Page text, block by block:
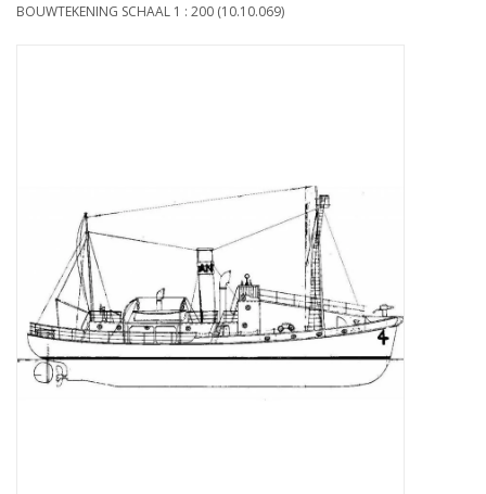
Nieuwe tekeningen
NIEUWE TIJDSCHRIFTEN
ABONNEMENT DE
MODELBOUWER
BOUWTEKENING SCHAAL 1 : 200 (10.10.069)